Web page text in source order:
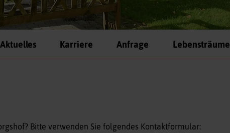
Aktuelles Karriere Anfrage Lebensträume
Bitte verwenden Sie folgendes Kontaktformular: